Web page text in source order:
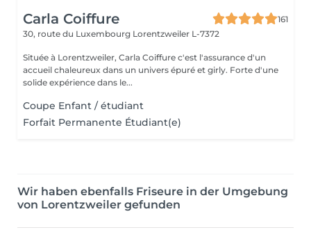
Carla Coiffure
161
30, route du Luxembourg Lorentzweiler L-7372
Située à Lorentzweiler, Carla Coiffure c'est l'assurance d'un
accueil chaleureux dans un univers épuré et girly. Forte d'une
solide expérience dans le...
Coupe Enfant / étudiant
Forfait Permanente Étudiant(e)
Wir haben ebenfalls Friseure in der Umgebung
von Lorentzweiler gefunden